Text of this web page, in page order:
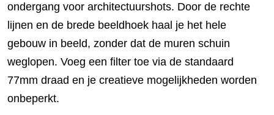
ondergang voor architectuurshots. Door de rechte
lijnen en de brede beeldhoek haal je het hele
gebouw in beeld, zonder dat de muren schuin
weglopen. Voeg een filter toe via de standaard
77mm draad en je creatieve mogelijkheden worden
onbeperkt.